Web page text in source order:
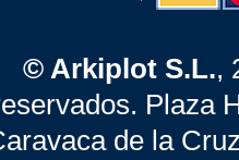
© Arkiplot S.L.,
Plaza
de la